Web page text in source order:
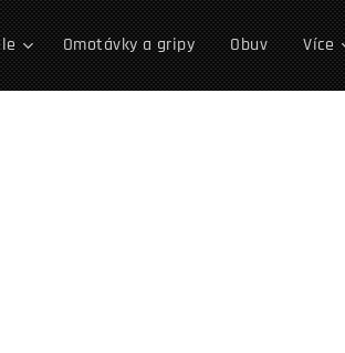
Omotávky a gripy Obuv Více